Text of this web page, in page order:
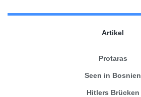
Artikel
Protaras
Seen in Bosnien
Hitlers Brücken